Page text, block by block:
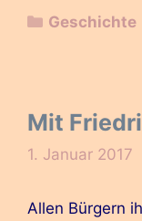
Kategorien
Geschichte
Mit
1. Januar 2017
Allen Bürgern